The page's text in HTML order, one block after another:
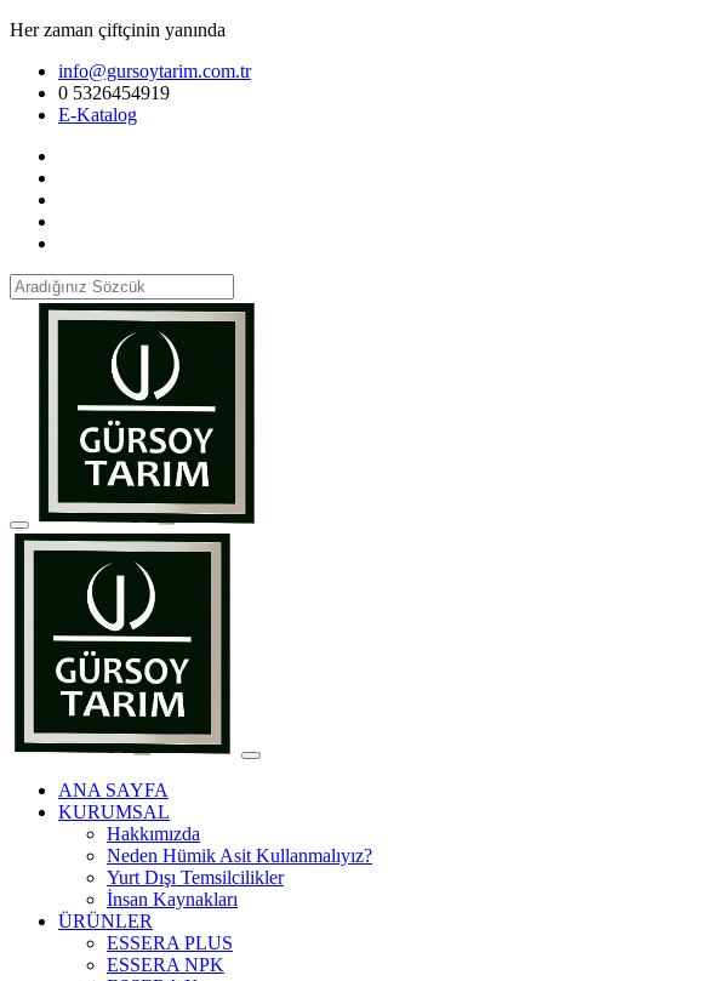
Her zaman çiftçinin yanında
info@gursoytarim.com.tr
0 5326454919
E-Katalog
ANA SAYFA
KURUMSAL
Hakkımızda
Neden Hümik Asit Kullanmalıyız?
Yurt Dışı Temsilcilikler
İnsan Kaynakları
ÜRÜNLER
ESSERA PLUS
ESSERA NPK